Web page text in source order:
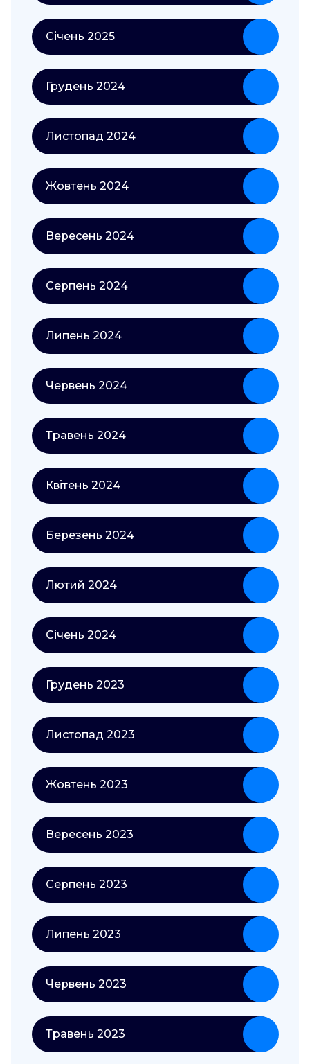
Січень 2025
Грудень 2024
Листопад 2024
Жовтень 2024
Вересень 2024
Серпень 2024
Липень 2024
Червень 2024
Травень 2024
Квітень 2024
Березень 2024
Лютий 2024
Січень 2024
Грудень 2023
Листопад 2023
Жовтень 2023
Вересень 2023
Серпень 2023
Липень 2023
Червень 2023
Травень 2023